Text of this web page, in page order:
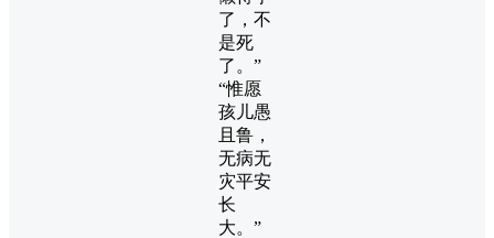
了，不
是死
了。”
“惟愿
孩儿愚
且鲁，
无病无
灾平安
长
大。”